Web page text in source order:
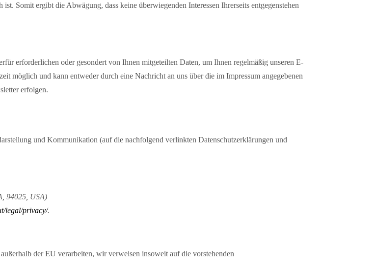
Somit ergibt die Abwägung, dass keine überwiegenden Interessen Ihrerseits entgegenstehen
erforderlichen oder gesondert von Ihnen mitgeteilten Daten, um Ihnen regelmäßig unseren E-
möglich und kann entweder durch eine Nachricht an uns über die im Impressum angegebenen
erfolgen.
und Kommunikation (auf die nachfolgend verlinkten Datenschutzerklärungen und
94025, USA)
legal/privacy/.
der EU verarbeiten, wir verweisen insoweit auf die vorstehenden